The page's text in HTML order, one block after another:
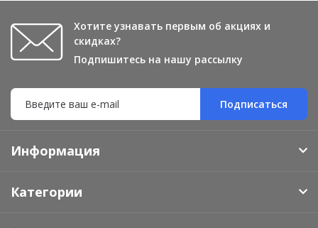
Хотите узнавать первым об акциях и
скидках?
Подпишитесь на нашу рассылку
Подписаться
Информация
Категории